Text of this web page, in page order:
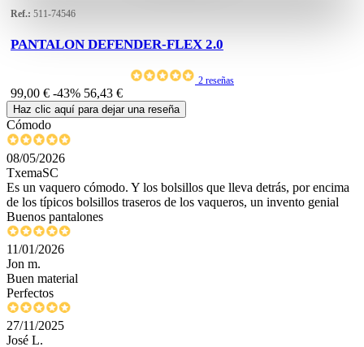
Ref.: 511-74546
PANTALON DEFENDER-FLEX 2.0
2 reseñas
99,00 € -43% 56,43 €
Haz clic aquí para dejar una reseña
Cómodo
08/05/2026
TxemaSC
Es un vaquero cómodo. Y los bolsillos que lleva detrás, por encima
de los típicos bolsillos traseros de los vaqueros, un invento genial
Buenos pantalones
11/01/2026
Jon m.
Buen material
Perfectos
27/11/2025
José L.